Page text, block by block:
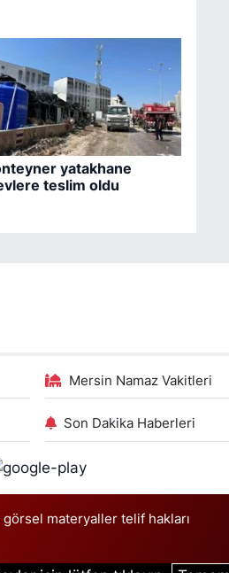
yatakhane
teslim oldu
Mersin Namaz Vakitleri
Son Dakika Haberleri
materyaller telif hakları